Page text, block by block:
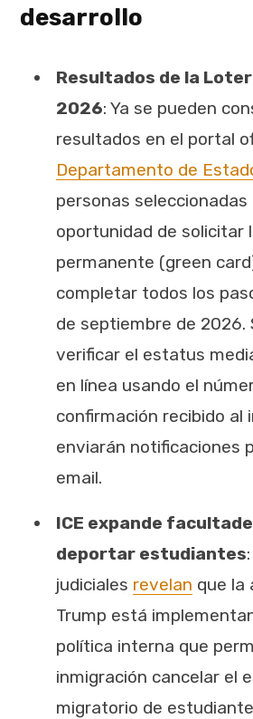
desarrollo
Resultados de la
2026: Ya se pueden
resultados en el portal
Departamento de
personas
oportunidad de solicitar
permanente (green
completar todos los
de septiembre de 2026.
verificar el estatus
en línea usando el
confirmación recibido al
enviarán notificaciones
email.
ICE expande
deportar estudiantes
judiciales revelan que la
Trump está
política interna que
inmigración cancelar el
migratorio de